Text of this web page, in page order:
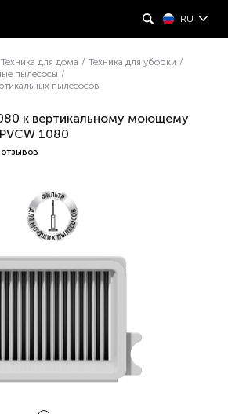
RU
Техника для дома / Техника для уборки /
пылесосы /
пылесосов
к вертикальному моющему
1080
отзывов